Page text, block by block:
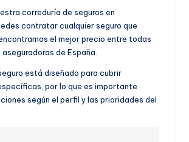
correduría de seguros en
contratar cualquier seguro que
el mejor precio entre todas
de España.
está diseñado para cubrir
por lo que es importante
según el perfil y las prioridades del